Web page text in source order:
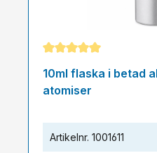
Genomsnittligt betyg
10ml flaska i betad
atomiser
Artikelnr. 1001611